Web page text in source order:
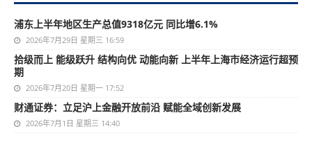
浦东上半年地区生产总值9318亿元 同比增6.1%
2026年7月29日 星期三 16:59
拾级而上 能级跃升 结构向优 动能向新 上半年上海市经济运行超预
期
2026年7月20日 星期一 17:52
财通证券：立足沪上金融开放前沿 赋能全域创新发展
2026年7月1日 星期三 14:40